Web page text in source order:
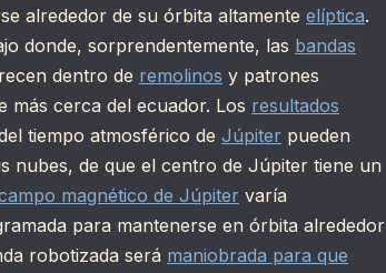
alrededor de su órbita altamente elíptica.
donde, sorprendentemente, las bandas
dentro de remolinos y patrones
más cerca del ecuador. Los resultados
tiempo atmosférico de Júpiter pueden
nubes, de que el centro de Júpiter tiene un
magnético de Júpiter varía
para mantenerse en órbita alrededor
robotizada será maniobrada para que